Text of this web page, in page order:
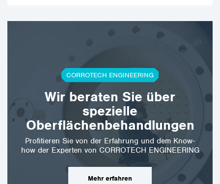
CORROTECH ENGINEERING
Wir beraten Sie über
spezielle
Oberflächenbehandlungen
Profitieren Sie von der Erfahrung und dem Know-
how der Experten von CORROTECH ENGINEERING
Mehr erfahren